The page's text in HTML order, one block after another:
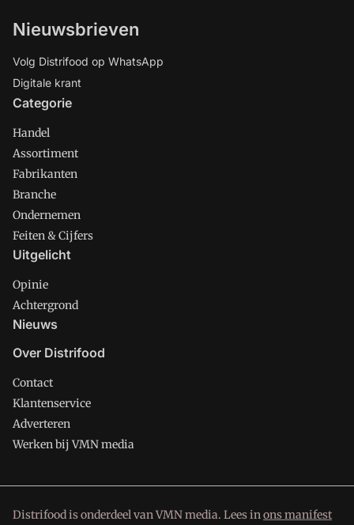
Nieuwsbrieven
Volg Distrifood op WhatsApp
Digitale krant
Categorie
Handel
Assortiment
Fabrikanten
Branche
Ondernemen
Feiten & Cijfers
Uitgelicht
Opinie
Achtergrond
Nieuws
Over Distrifood
Contact
Klantenservice
Adverteren
Werken bij VMN media
Distrifood is onderdeel van VMN media. Lees inons manifest